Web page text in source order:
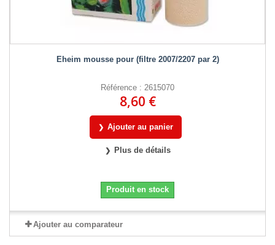
Eheim mousse pour (filtre 2007/2207 par 2)
Référence : 2615070
8,60 €
Ajouter au panier
Plus de détails
Produit en stock
Ajouter au comparateur